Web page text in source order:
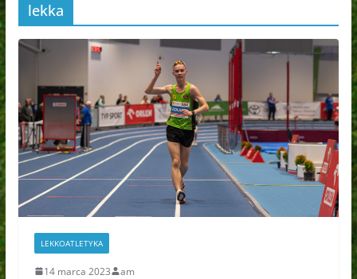
lekka
LEKKOATLETYKA
14 marca 2023 am